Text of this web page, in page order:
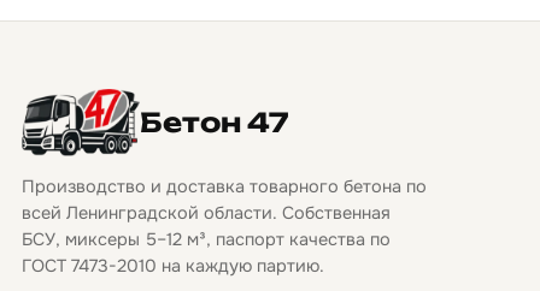
Бетон 47
Производство и доставка товарного бетона по
всей Ленинградской области. Собственная
БСУ, миксеры 5–12 м³, паспорт качества по
ГОСТ 7473-2010 на каждую партию.